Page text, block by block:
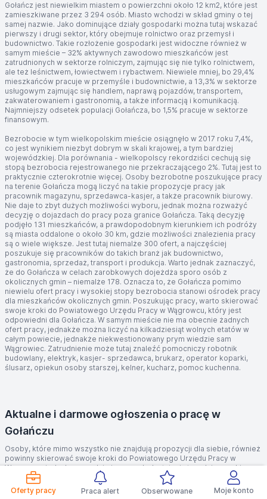
Oferty pracy Praca alert Obserwowane Moje konto
Gołańcz jest niewielkim miastem o powierzchni około 12 km2, które jest
zamieszkiwane przez 3 294 osób. Miasto wchodzi w skład gminy o tej
samej nazwie. Jako dominujące działy gospodarki można tutaj wskazać
pierwszy i drugi sektor, który obejmuje rolnictwo oraz przemysł i
budownictwo. Takie rozłożenie gospodarki jest widoczne również w
samym mieście – 32% aktywnych zawodowo mieszkańców jest
zatrudnionych w sektorze rolniczym, zajmując się nie tylko rolnictwem,
ale też leśnictwem, łowiectwem i rybactwem. Niewiele mniej, bo 29,4%
mieszkańców pracuje w przemyśle i budownictwie, a 13,3% w sektorze
usługowym zajmując się handlem, naprawą pojazdów, transportem,
zakwaterowaniem i gastronomią, a także informacją i komunikacją.
Najmniejszy odsetek populacji Gołańcza, bo 1,5% pracuje w sektorze
finansowym.
Bezrobocie w tym wielkopolskim mieście osiągnęło w 2017 roku 7,4%,
co jest wynikiem niezbyt dobrym w skali krajowej, a tym bardziej
wojewódzkiej. Dla porównania - wielkopolscy rekordziści cechują się
stopą bezrobocia rejestrowanego nie przekraczającego 2%. Tutaj jest to
praktycznie czterokrotnie więcej. Osoby bezrobotne poszukujące pracy
na terenie Gołańcza mogą liczyć na takie propozycje pracy jak
pracownik magazynu, sprzedawca-kasjer, a także pracownik biurowy.
Nie daje to zbyt dużych możliwości wyboru, jednak można rozważyć
decyzję o dojazdach do pracy poza granice Gołańcza. Taką decyzję
podjęło 131 mieszkańców, a prawdopodobnym kierunkiem ich podróży
są miasta oddalone o około 30 km, gdzie możliwości znalezienia pracy
są o wiele większe. Jest tutaj niemalże 300 ofert, a najczęściej
poszukuje się pracowników do takich branż jak budownictwo,
gastronomia, sprzedaż, transport i produkcja. Warto jednak zaznaczyć,
że do Gołańcza w celach zarobkowych dojeżdża sporo osób z
okolicznych gmin – niemalże 178. Oznacza to, że Gołańcza pomimo
niewielu ofert pracy i wysokiej stopy bezrobocia stanowi ośrodek pracy
dla mieszkańców okolicznych gmin. Poszukując pracy, warto skierować
swoje kroki do Powiatowego Urzędu Pracy w Wągrowcu, który jest
odpowiedni dla Gołańcza. W samym mieście nie ma obecnie żadnych
ofert pracy, jednakże można liczyć na kilkadziesiąt wolnych etatów w
całym powiecie, jednakże niekwestionowany prym wiedzie sam
Wągrowiec. Zatrudnienie może tutaj znaleźć pomocniczy robotnik
budowlany, elektryk, kasjer- sprzedawca, brukarz, operator koparki,
ślusarz, opiekun osoby starszej, kelner, kucharz, pomoc kuchenna.
Aktualne i darmowe ogłoszenia o pracę w
Gołańczu
Osoby, które mimo wszystko nie znajdują propozycji dla siebie, również
powinny skierować swoje kroki do Powiatowego Urzędu Pracy w
Wągrowcu, jednak w zupełnie innym celu. Instytucja ta pełni szeroki
zakres funkcji, wykraczający poza pośredniczenie pomiędzy
pracownikiem a pracodawcą. W ramach współpracy z tą instytucją
można liczyć na kompleksowe wsparcie w procesie swojej aktywizacji